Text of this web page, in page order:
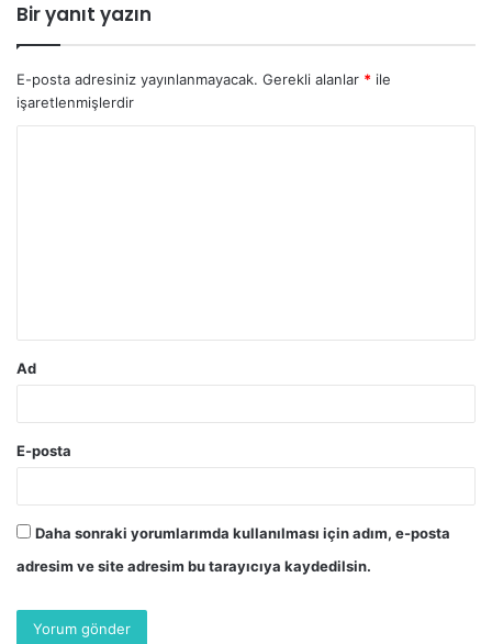
Bir yanıt yazın
E-posta adresiniz yayınlanmayacak. Gerekli alanlar * ile
işaretlenmişlerdir
Ad
E-posta
Daha sonraki yorumlarımda kullanılması için adım, e-posta
adresim ve site adresim bu tarayıcıya kaydedilsin.